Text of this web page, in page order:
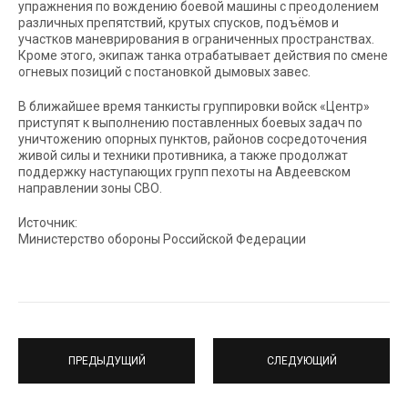
упражнения по вождению боевой машины с преодолением
различных препятствий, крутых спусков, подъёмов и
участков маневрирования в ограниченных пространствах.
Кроме этого, экипаж танка отрабатывает действия по смене
огневых позиций с постановкой дымовых завес.
В ближайшее время танкисты группировки войск «Центр»
приступят к выполнению поставленных боевых задач по
уничтожению опорных пунктов, районов сосредоточения
живой силы и техники противника, а также продолжат
поддержку наступающих групп пехоты на Авдеевском
направлении зоны СВО.
Источник:
Министерство обороны Российской Федерации
ПРЕДЫДУЩИЙ СЛЕДУЮЩИЙ